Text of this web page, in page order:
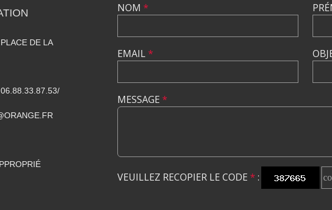
DE LA
NOM *
EMAIL*
MESSAGE *
VEUILLEZ RECOPIER LE CODE * :